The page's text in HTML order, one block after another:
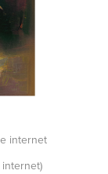
internet